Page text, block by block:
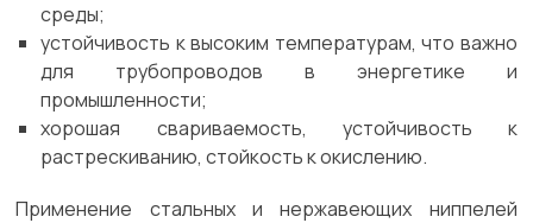
среды;
устойчивость к высоким температурам, что важно
для трубопроводов в энергетике и
промышленности;
хорошая свариваемость, устойчивость к
растрескиванию, стойкость к окислению.
Применение стальных и нержавеющих ниппелей